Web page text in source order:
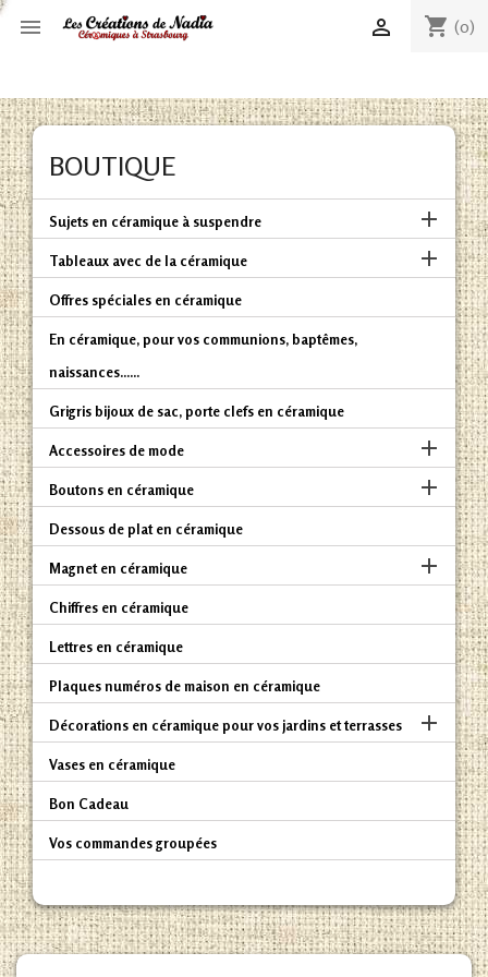
 shopping_cart (0)

BOUTIQUE
Sujets en céramique à suspendre 
Tableaux avec de la céramique 
Offres spéciales en céramique
En céramique, pour vos communions, baptêmes,
naissances......
Grigris bijoux de sac, porte clefs en céramique
Accessoires de mode 
Boutons en céramique 
Dessous de plat en céramique
Magnet en céramique 
Chiffres en céramique
Lettres en céramique
Plaques numéros de maison en céramique
Décorations en céramique pour vos jardins et terrasses 
Vases en céramique
Bon Cadeau
Vos commandes groupées